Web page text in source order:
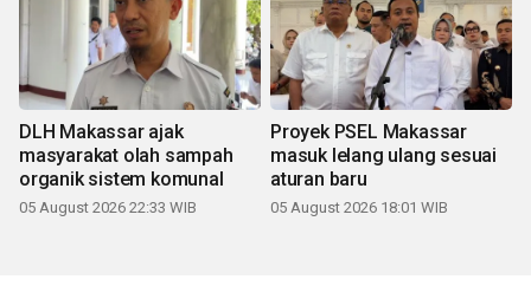
DLH Makassar ajak
masyarakat olah sampah
organik sistem komunal
05 August 2026 22:33 WIB
Proyek PSEL Makassar
masuk lelang ulang sesuai
aturan baru
05 August 2026 18:01 WIB